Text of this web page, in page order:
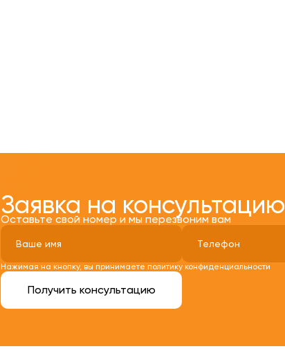
Заявка на консультацию
Оставьте свой номер и мы перезвоним вам
Нажимая на кнопку, вы принимаете политику конфиденциальности
Получить консультацию